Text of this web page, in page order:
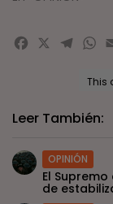
X
This
Leer También:
OPINIÓN
El
de